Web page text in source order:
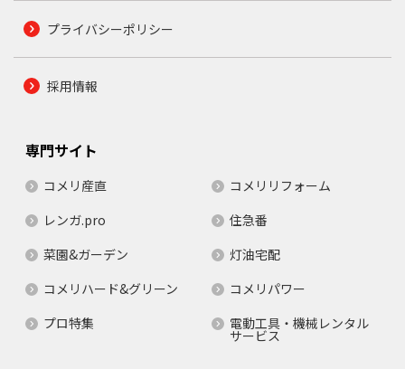
プライバシーポリシー
採用情報
専門サイト
コメリ産直
コメリリフォーム
レンガ.pro
住急番
菜園&ガーデン
灯油宅配
コメリハード&グリーン
コメリパワー
プロ特集
電動工具・機械レンタル
サービス